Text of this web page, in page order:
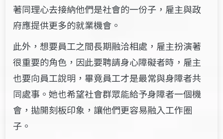
著同理心去接納他們是社會的一份子，雇主與政
府應提供更多的就業機會。
此外，想要員工之間長期融洽相處，雇主扮演著
很重要的角色，因此要聘請身心障礙者時，雇主
也要向員工說明，畢竟員工才是最常與身障者共
同處事。她也希望社會群眾能給予身障者一個機
會，拋開刻板印象，讓他們更容易融入工作圈
子。